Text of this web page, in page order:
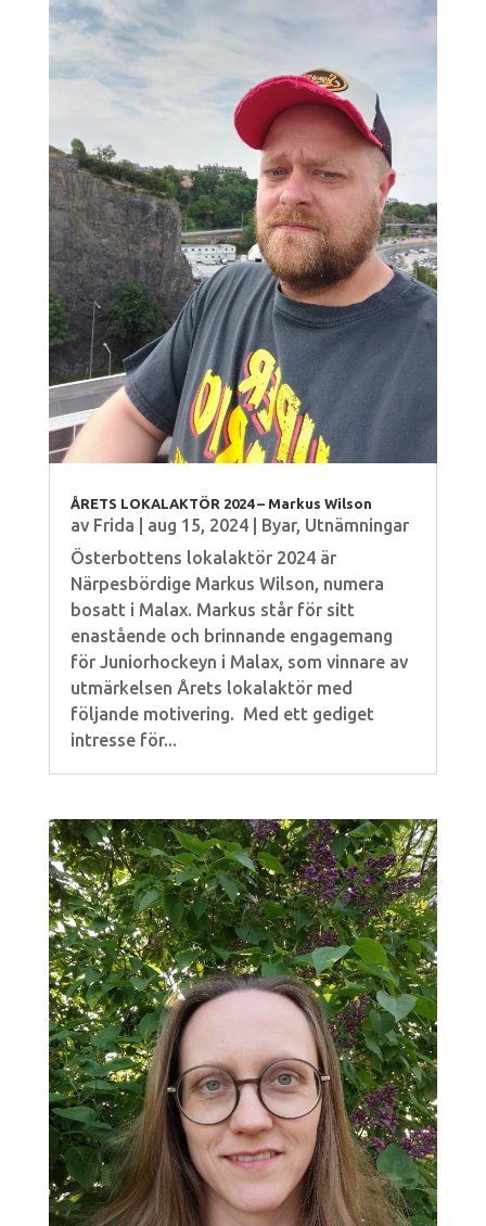
ÅRETS LOKALAKTÖR 2024 – Markus Wilson
av Frida aug 15, 2024| Byar, Utnämningar
Österbottens lokalaktör 2024 är
Närpesbördige Markus Wilson, numera
bosatt i Malax. Markus står för sitt
enastående och brinnande engagemang
för Juniorhockeyn i Malax, som vinnare av
utmärkelsen Årets lokalaktör med
följande motivering. Med ett gediget
intresse för...